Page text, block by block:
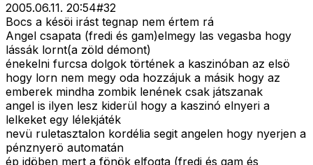
2005.06.11. 20:54#32
Bocs a késöi irást tegnap nem értem rá
Angel csapata (fredi és gam)elmegy las vegasba hogy
lássák lornt(a zöld démont)
énekelni furcsa dolgok történek a kaszinóban az elsö
hogy lorn nem megy oda hozzájuk a másik hogy az
emberek mindha zombik lenének csak játszanak
angel is ilyen lesz kiderül hogy a kaszinó elnyeri a
lelkeket egy lélekjáték
nevü ruletasztalon kordélia segit angelen hogy nyerjen a
pénznyerö automatán
ép idöben mert a fönök elfogta (fredi és gam és